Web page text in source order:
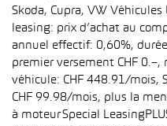
Skoda, Cupra, VW
leasing: prix d’achat au
annuel effectif: 0,60%,
premier versement CHF
véhicule: CHF 448.91/mois,
CHF 99.98/mois, plus la
à moteur Special